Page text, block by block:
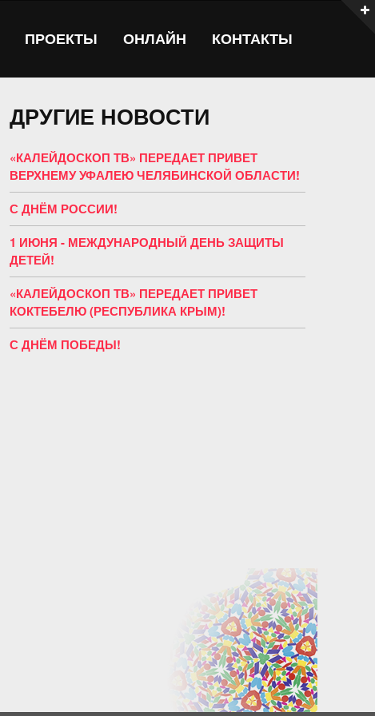
ПРОЕКТЫ ОНЛАЙН КОНТАКТЫ
ДРУГИЕ НОВОСТИ
«КАЛЕЙДОСКОП ТВ» ПЕРЕДАЕТ ПРИВЕТ
ВЕРХНЕМУ УФАЛЕЮ ЧЕЛЯБИНСКОЙ ОБЛАСТИ!
С ДНЁМ РОССИИ!
1 ИЮНЯ - МЕЖДУНАРОДНЫЙ ДЕНЬ ЗАЩИТЫ
ДЕТЕЙ!
«КАЛЕЙДОСКОП ТВ» ПЕРЕДАЕТ ПРИВЕТ
КОКТЕБЕЛЮ (РЕСПУБЛИКА КРЫМ)!
С ДНЁМ ПОБЕДЫ!